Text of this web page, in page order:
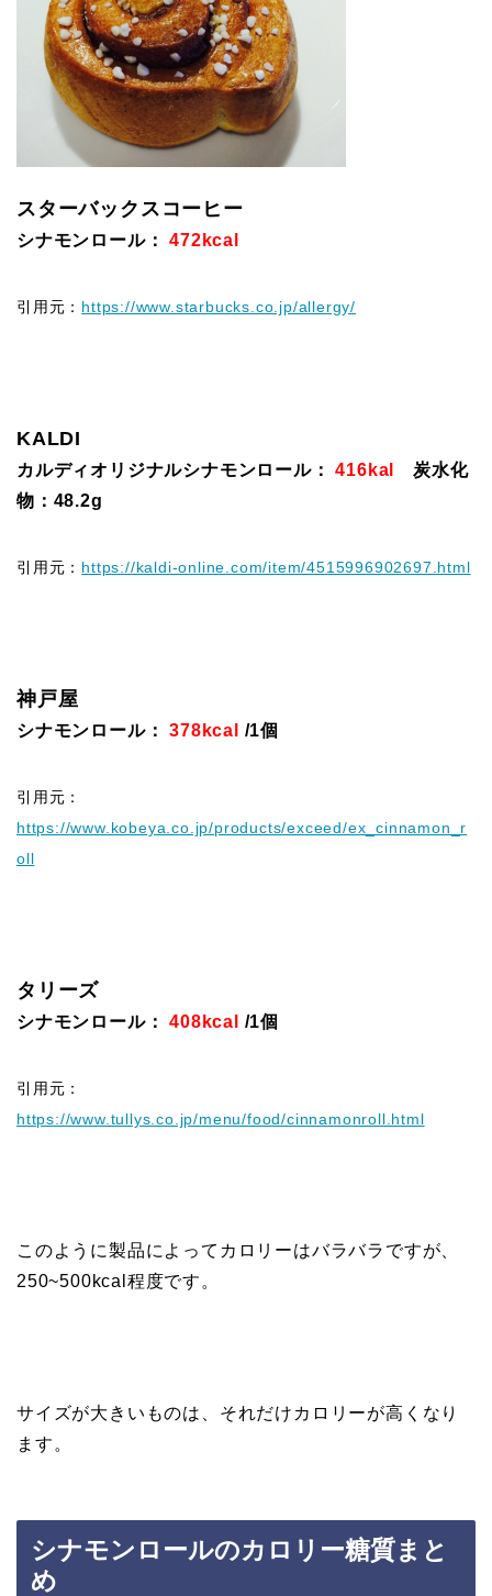
スターバックスコーヒー
シナモンロール： 472kcal
引用元： https://www.starbucks.co.jp/allergy/
KALDI
カルディオリジナルシナモンロール： 416kal炭水化
物：48.2g
引用元： https://kaldi-online.com/item/4515996902697.html
神戸屋
シナモンロール： 378kcal /1個
引用元：
https://www.kobeya.co.jp/products/exceed/ex_cinnamon_r
oll
タリーズ
シナモンロール： 408kcal /1個
引用元：
https://www.tullys.co.jp/menu/food/cinnamonroll.html
このように製品によってカロリーはバラバラですが、
250~500kcal程度です。
サイズが大きいものは、それだけカロリーが高くなり
ます。
シナモンロールのカロリー糖質まと
め